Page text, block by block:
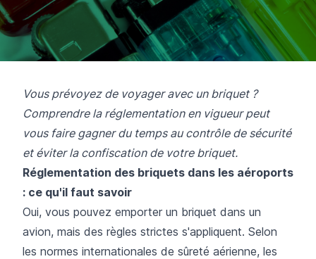
Vous prévoyez de voyager avec un briquet ?
Comprendre la réglementation en vigueur peut
vous faire gagner du temps au contrôle de sécurité
et éviter la confiscation de votre briquet.
Réglementation des briquets dans les aéroports
: ce qu'il faut savoir
Oui, vous pouvez emporter un briquet dans un
avion, mais des règles strictes s'appliquent. Selon
les normes internationales de sûreté aérienne, les